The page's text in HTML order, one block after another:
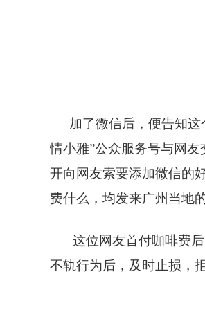
加了微信后，便告知
情小雅”公众服务号与网
开向网友索要添加微信的
费什么，均发来广州当地
这位网友首付咖啡费
不轨行为后，及时止损，